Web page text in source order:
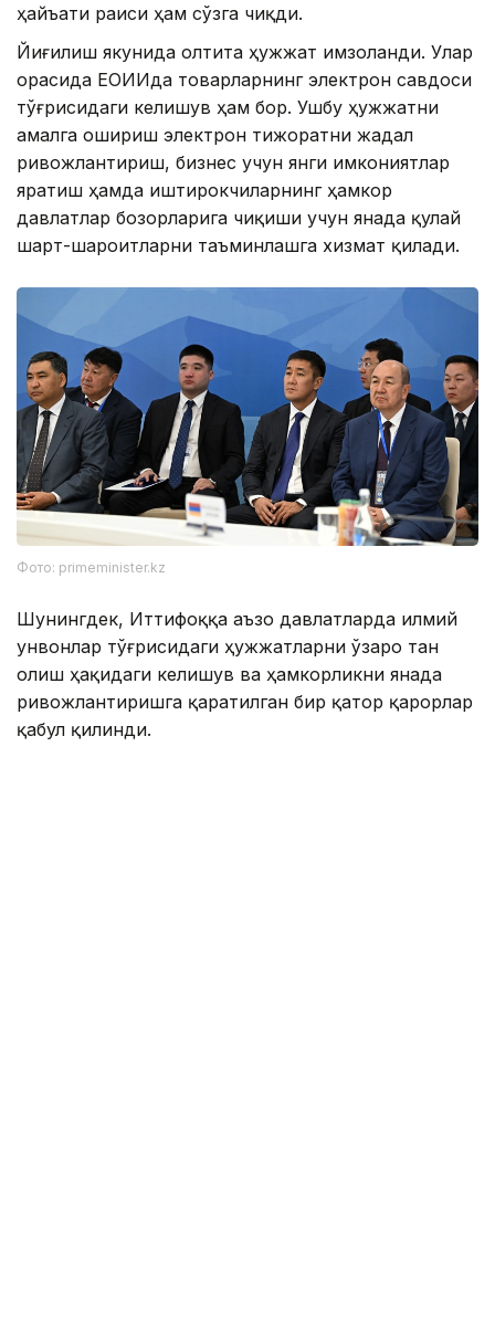
ҳайъати раиси ҳам сўзга чиқди.
Йиғилиш якунида олтита ҳужжат имзоланди. Улар
орасида ЕОИИда товарларнинг электрон савдоси
тўғрисидаги келишув ҳам бор. Ушбу ҳужжатни
амалга ошириш электрон тижоратни жадал
ривожлантириш, бизнес учун янги имкониятлар
яратиш ҳамда иштирокчиларнинг ҳамкор
давлатлар бозорларига чиқиши учун янада қулай
шарт-шароитларни таъминлашга хизмат қилади.
Фото: primeminister.kz
Шунингдек, Иттифоққа аъзо давлатларда илмий
унвонлар тўғрисидаги ҳужжатларни ўзаро тан
олиш ҳақидаги келишув ва ҳамкорликни янада
ривожлантиришга қаратилган бир қатор қарорлар
қабул қилинди.